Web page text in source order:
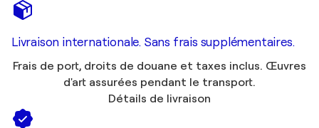
Livraison internationale. Sans frais supplémentaires.
Frais de port, droits de douane et taxes inclus. Œuvres
d'art assurées pendant le transport.
Détails de livraison